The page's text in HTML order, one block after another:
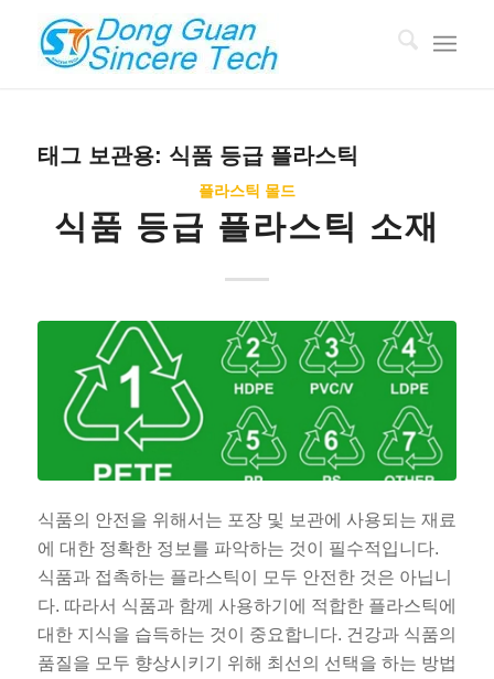
태그 보관용: 식품 등급 플라스틱
플라스틱 몰드
식품 등급 플라스틱 소재
식품의 안전을 위해서는 포장 및 보관에 사용되는 재료
에 대한 정확한 정보를 파악하는 것이 필수적입니다.
식품과 접촉하는 플라스틱이 모두 안전한 것은 아닙니
다. 따라서 식품과 함께 사용하기에 적합한 플라스틱에
대한 지식을 습득하는 것이 중요합니다. 건강과 식품의
품질을 모두 향상시키기 위해 최선의 선택을 하는 방법